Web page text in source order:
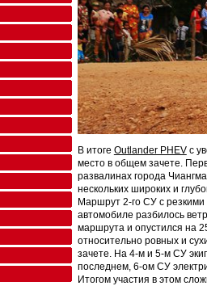
В итоге Outlander PHEVс
место в общем зачете.
развалинах города
нескольких широких и
Маршрут 2-го СУ с
автомобиле разбилось
маршрута и опустился на
относительно ровных и
зачете. На 4-м и 5-м СУ
последнем, 6-ом СУ
Итогом участия в этом